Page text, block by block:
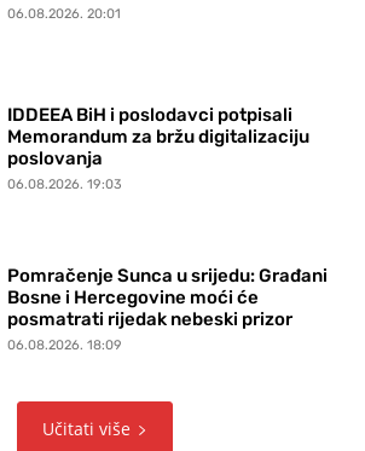
06.08.2026. 20:01
IDDEEA BiH i poslodavci potpisali
Memorandum za bržu digitalizaciju
poslovanja
06.08.2026. 19:03
Pomračenje Sunca u srijedu: Građani
Bosne i Hercegovine moći će
posmatrati rijedak nebeski prizor
06.08.2026. 18:09
Učitati više